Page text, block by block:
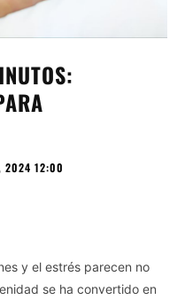
2024 12:00
y el estrés parecen no
se ha convertido en